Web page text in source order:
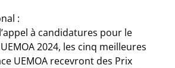
:
à candidatures pour le
2024, les cinq meilleures
UEMOA recevront des Prix